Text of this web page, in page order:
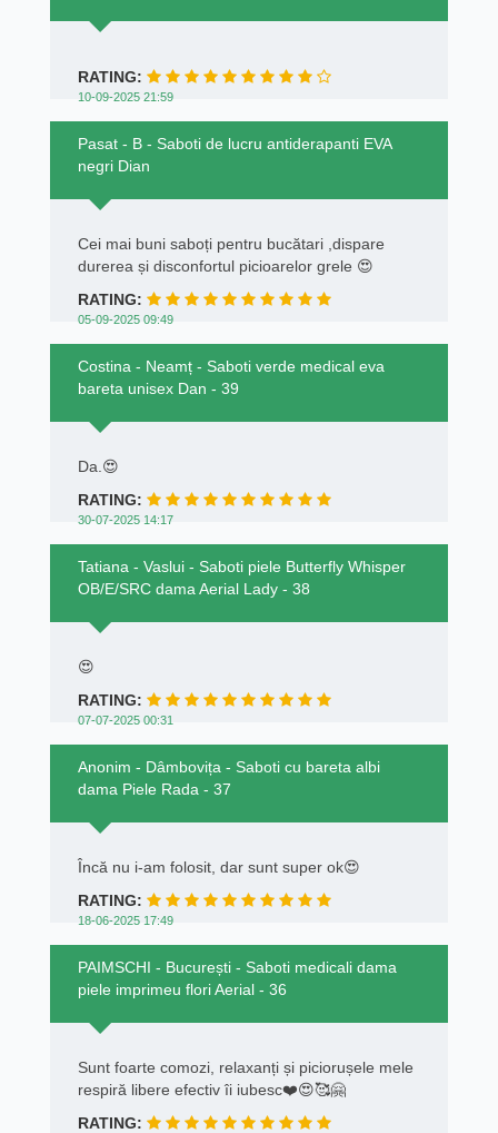
RATING:
10-09-2025 21:59
Pasat - B - Saboti de lucru antiderapanti EVA
negri Dian
Cei mai buni saboți pentru bucătari ,dispare
durerea și disconfortul picioarelor grele 😍
RATING:
05-09-2025 09:49
Costina - Neamț - Saboti verde medical eva
bareta unisex Dan - 39
Da.😍
RATING:
30-07-2025 14:17
Tatiana - Vaslui - Saboti piele Butterfly Whisper
OB/E/SRC dama Aerial Lady - 38
😍
RATING:
07-07-2025 00:31
Anonim - Dâmbovița - Saboti cu bareta albi
dama Piele Rada - 37
Încă nu i-am folosit, dar sunt super ok😍
RATING:
18-06-2025 17:49
PAIMSCHI - București - Saboti medicali dama
piele imprimeu flori Aerial - 36
Sunt foarte comozi, relaxanți și piciorușele mele
respiră libere efectiv îi iubesc❤️😍🥰🤗
RATING: